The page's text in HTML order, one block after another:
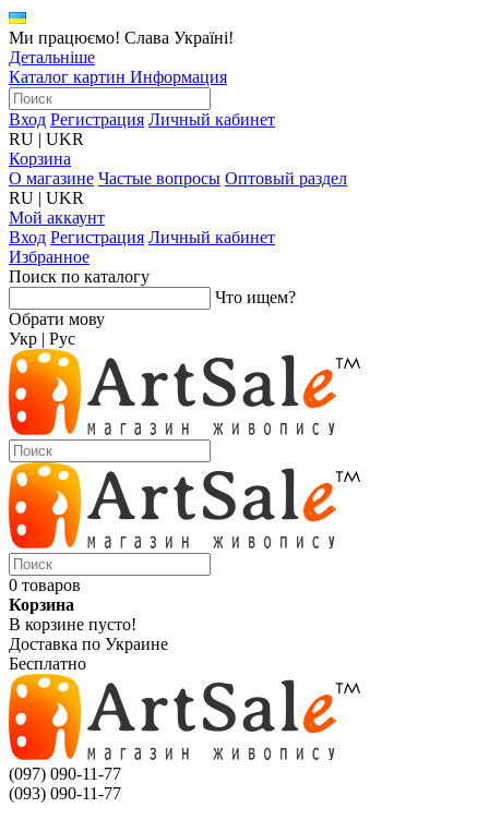
Ми працюємо! Слава Україні!
Детальніше
Каталог картин Информация
Вход Регистрация Личный кабинет
RU | UKR
Корзина
О магазине Частые вопросы Оптовый раздел
RU | UKR
Мой аккаунт
Вход Регистрация Личный кабинет
Избранное
Поиск по каталогу
Что ищем?
Обрати мову
Укр | Рус
0 товаров
Корзина
В корзине пусто!
Доставка по Украине
Бесплатно
(097) 090-11-77
(093) 090-11-77